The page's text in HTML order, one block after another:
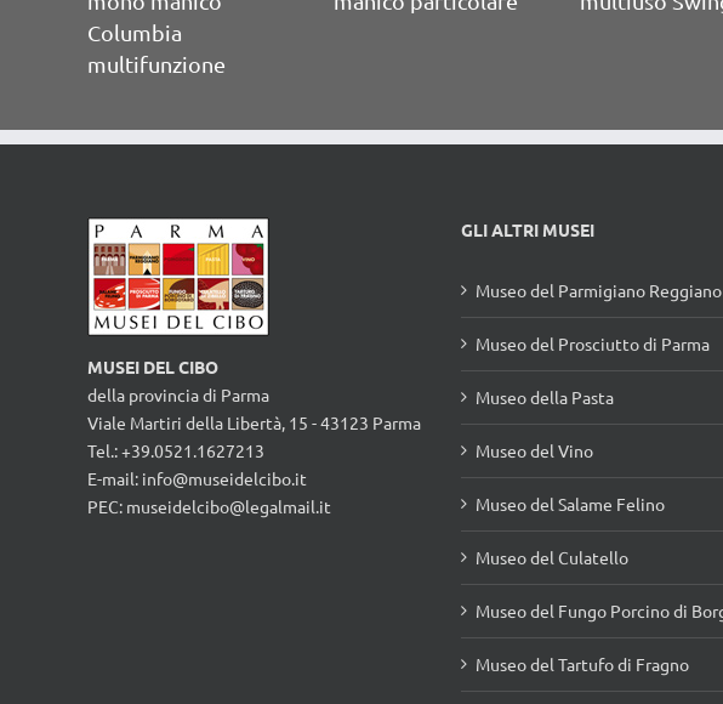
professionale da
parete
A. Jones
Museo del Parmigiano Reggiano
Museo del Prosciutto di Parma
Museo della Pasta
Museo del Vino
Museo del Salame Felino